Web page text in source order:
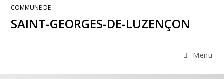
COMMUNE DE
SAINT-GEORGES-DE-LUZENÇON
Menu